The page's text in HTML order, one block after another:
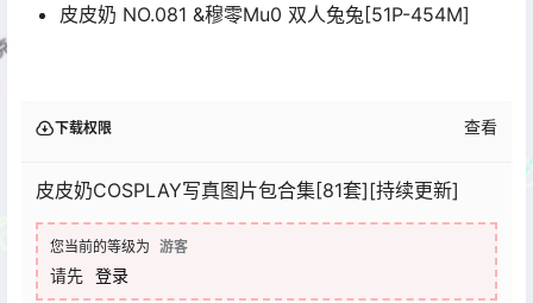
皮皮奶 NO.081 &穆零Mu0 双人兔兔[51P-454M]
下载权限 查看
皮皮奶COSPLAY写真图片包合集[81套][持续更新]
您当前的等级为 游客
请先 登录